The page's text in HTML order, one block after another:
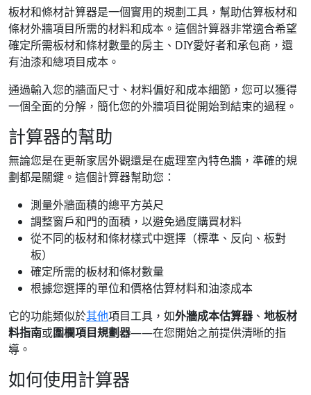
板材和條材計算器是一個實用的規劃工具，幫助估算板材和
條材外牆項目所需的材料和成本。這個計算器非常適合希望
確定所需板材和條材數量的房主、DIY愛好者和承包商，還
有油漆和總項目成本。
通過輸入您的牆面尺寸、材料偏好和成本細節，您可以獲得
一個全面的分解，簡化您的外牆項目從開始到結束的過程。
計算器的幫助
無論您是在更新家居外觀還是在處理室內特色牆，準確的規
劃都是關鍵。這個計算器幫助您：
測量外牆面積的總平方英尺
調整窗戶和門的面積，以避免過度購買材料
從不同的板材和條材樣式中選擇（標準、反向、板對
板）
確定所需的板材和條材數量
根據您選擇的單位和價格估算材料和油漆成本
它的功能類似於其他項目工具，如外牆成本估算器 、 地板材
料指南或圍欄項目規劃器——在您開始之前提供清晰的指
導。
如何使用計算器